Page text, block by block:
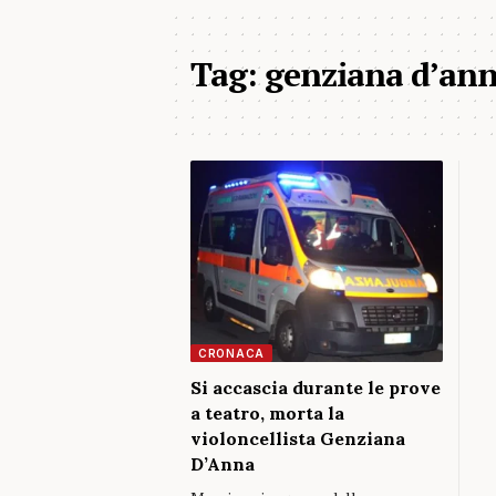
Tag:genziana
CRONACA
Si accascia durante le prove
a teatro, morta la
violoncellista Genziana
D’Anna